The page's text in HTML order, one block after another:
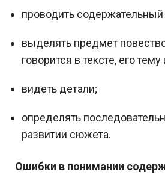
проводить содержательный
выделять предмет
говорится в тексте, его
видеть детали;
определять
развитии сюжета.
Ошибки в понимании